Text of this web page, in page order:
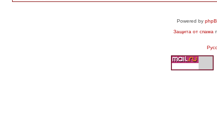
Powered by
Защита от спама